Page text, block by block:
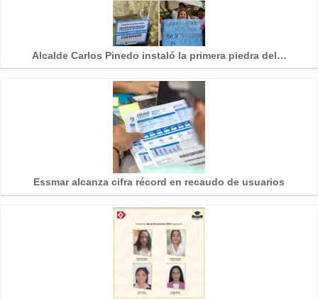
Alcalde Carlos Pinedo instaló la primera piedra del…
Essmar alcanza cifra récord en recaudo de usuarios